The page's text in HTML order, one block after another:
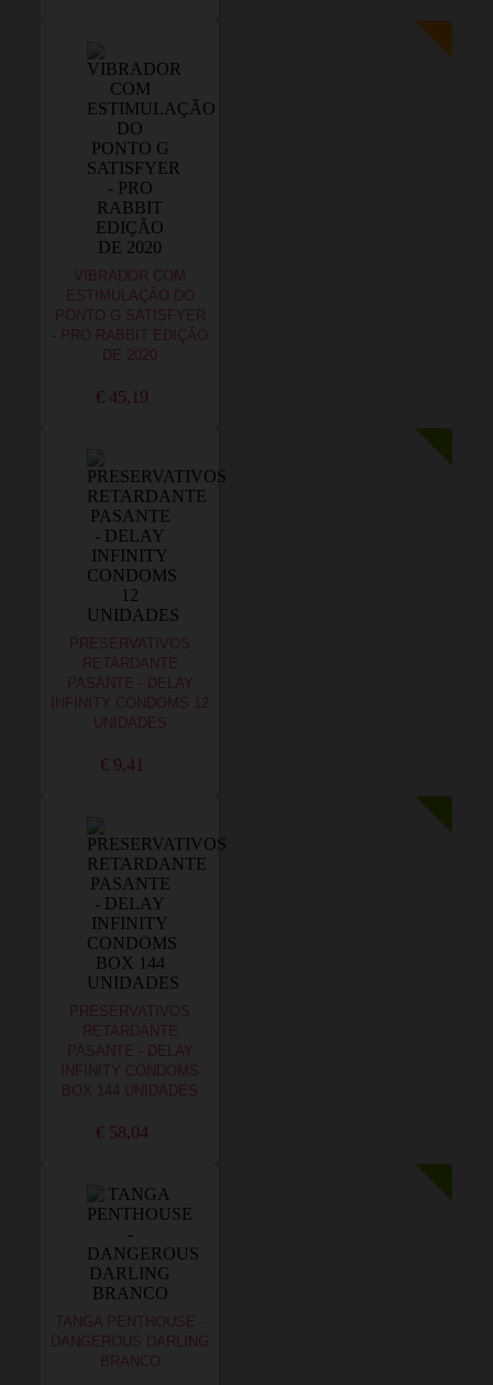
VIBRADOR COM
ESTIMULAÇÃO DO
PONTO G SATISFYER
- PRO RABBIT EDIÇÃO
DE 2020
€ 45,19
PRESERVATIVOS
RETARDANTE
PASANTE - DELAY
INFINITY CONDOMS 12
UNIDADES
€ 9,41
PRESERVATIVOS
RETARDANTE
PASANTE - DELAY
INFINITY CONDOMS
BOX 144 UNIDADES
€ 58,04
TANGA PENTHOUSE -
DANGEROUS DARLING
BRANCO